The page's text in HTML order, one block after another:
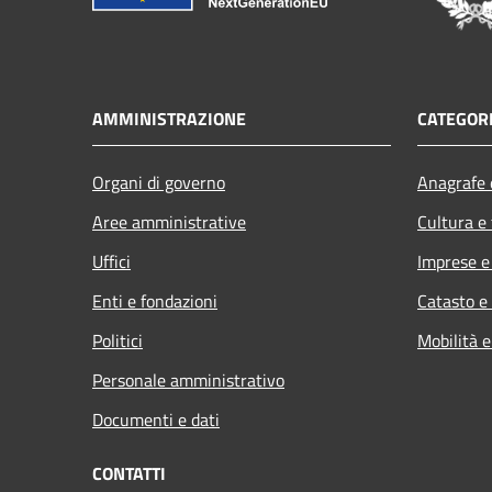
AMMINISTRAZIONE
Organi di governo
Aree amministrative
Uffici
Enti e fondazioni
Politici
Personale amministrativo
Documenti e dati
Cultura
Imprese
Catasto
Mobilità
CONTATTI